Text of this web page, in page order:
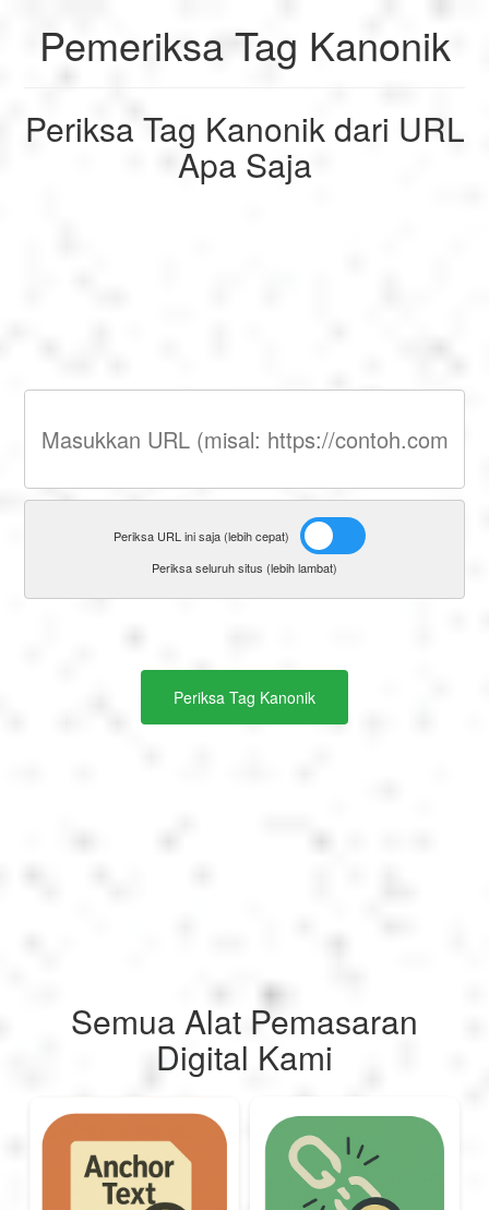
Permainan
My Profile
My Reports
English
Français
Nederlands
Português
Polski
русский
العربية
Svenska
Norsk
Pemeriksa Tag Kanonik
Periksa Tag Kanonik dari URL
Apa Saja
My Profile
Logout
Periksa URL ini saja (lebih cepat)
Periksa seluruh situs (lebih lambat)
Periksa Tag Kanonik
Semua Alat Pemasaran
Digital Kami